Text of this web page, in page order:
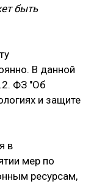
быть
В данной
ФЗ "Об
и защите
в
мер по
ресурсам,